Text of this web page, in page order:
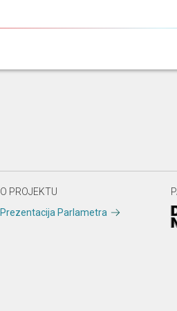
O PROJEKTU
Prezentacija Parlametra